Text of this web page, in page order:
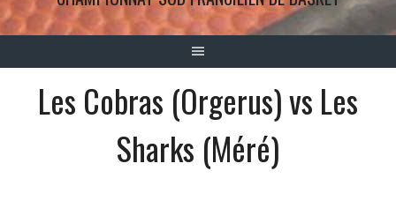
Les Cobras (Orgerus) vs Les
Sharks (Méré)